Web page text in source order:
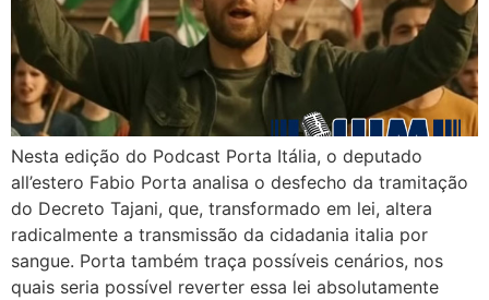
Nesta edição do Podcast Porta Itália, o deputado
all’estero Fabio Porta analisa o desfecho da tramitação
do Decreto Tajani, que, transformado em lei, altera
radicalmente a transmissão da cidadania italia por
sangue. Porta também traça possíveis cenários, nos
quais seria possível reverter essa lei absolutamente